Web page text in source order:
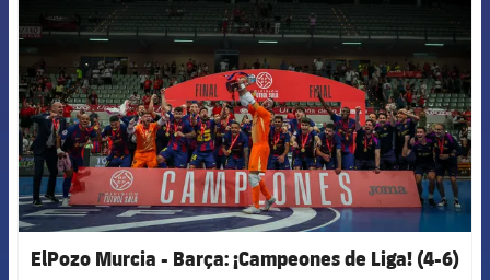
ElPozo Murcia - Barça: ¡Campeones de Liga! (4-6)